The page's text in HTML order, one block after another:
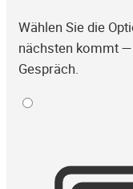
Wählen Sie die
nächsten kommt
Gespräch.